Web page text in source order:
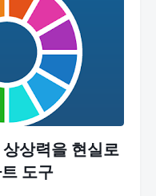
상력을 현실로
도구